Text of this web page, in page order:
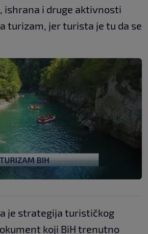
ishrana i druge aktivnosti
turizam, jer turista je tu da se
je strategija turističkog
koji BiH trenutno